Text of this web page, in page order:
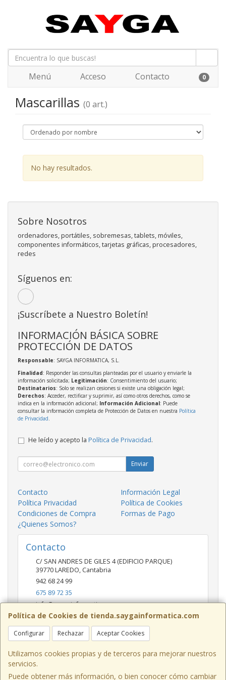
Menú Acceso Contacto 0
Mascarillas (0 art.)
No hay resultados.
Política de Cookies de tienda.saygainformatica.com
Configurar Rechazar Aceptar Cookies
Utilizamos cookies propias y de terceros para mejorar nuestros
servicios.
Puede obtener más información, o bien conocer cómo cambiar
Sobre Nosotros
ordenadores, portátiles, sobremesas, tablets, móviles,
componentes informáticos, tarjetas gráficas, procesadores,
redes
Síguenos en:
¡Suscríbete a Nuestro Boletín!
INFORMACIÓN BÁSICA SOBRE
PROTECCIÓN DE DATOS
Responsable: SAYGA INFORMATICA, S.L.
Finalidad: Responder las consultas planteadas por el usuario y enviarle la
información solicitada; Legitimación: Consentimiento del usuario;
Destinatarios: Solo se realizan cesiones si existe una obligación legal;
Derechos: Acceder, rectificar y suprimir, así como otros derechos, como se
indica en la información adicional; Información Adicional: Puede
consultar la información completa de Protección de Datos en nuestra Política
de Privacidad.
He leído y acepto la Política de Privacidad.
Enviar
Contacto
Información Legal
Política Privacidad
Política de Cookies
Condiciones de Compra
Formas de Pago
¿Quienes Somos?
Contacto
C/ SAN ANDRES DE GILES 4 (EDIFICIO PARQUE)
39770LAREDO, Cantabria
942 68 24 99
675 89 72 35
info@saygainformatica.com
Horario
10-14 / 19:00-20:30